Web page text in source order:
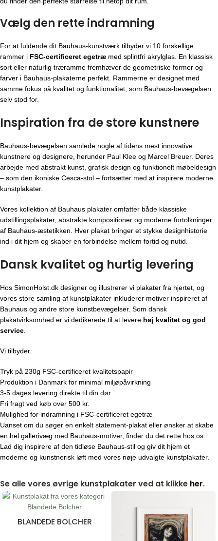
Vælg den rette indramning
For at fuldende dit Bauhaus-kunstværk tilbyder vi 10 forskellige
rammer i FSC-certificeret egetræ med splintfri akrylglas. En klassisk
sort eller naturlig træramme fremhæver de geometriske former og
farver i Bauhaus-plakaterne perfekt. Rammerne er designet med
samme fokus på kvalitet og funktionalitet, som Bauhaus-bevægelsen
selv stod for.
Inspiration fra de store kunstnere
Bauhaus-bevægelsen samlede nogle af tidens mest innovative
kunstnere og designere, herunder Paul Klee og Marcel Breuer. Deres
arbejde med abstrakt kunst, grafisk design og funktionelt møbeldesign
– som den ikoniske Cesca-stol – fortsætter med at inspirere moderne
kunstplakater.
Vores kollektion af Bauhaus plakater omfatter både klassiske
udstillingsplakater, abstrakte kompositioner og moderne fortolkninger
af Bauhaus-æstetikken. Hver plakat bringer et stykke designhistorie
ind i dit hjem og skaber en forbindelse mellem fortid og nutid.
Dansk kvalitet og hurtig levering
Hos SimonHolst.dk designer og illustrerer vi plakater fra hjertet, og
vores store samling af kunstplakater inkluderer motiver inspireret af
Bauhaus og andre store kunstbevægelser. Som dansk
plakatvirksomhed er vi dedikerede til at levere høj kvalitet og god
service
Vi tilbyder:
Tryk på 230g FSC-certificeret kvalitetspapir
Produktion i Danmark for minimal miljøpåvirkning
3-5 dages levering direkte til din dør
Fri fragt ved køb over 500 kr.
Mulighed for indramning i FSC-certificeret egetræ
Uanset om du søger en enkelt statement-plakat eller ønsker at skabe
en hel gallerivæg med Bauhaus-motiver, finder du det rette hos os.
Lad dig inspirere af den tidløse Bauhaus-stil og giv dit hjem et
moderne og kunstnerisk løft med vores nøje udvalgte kunstplakater.
Se alle vores øvrige kunstplakater ved at klikke her.
BLANDEDE BOLCHER